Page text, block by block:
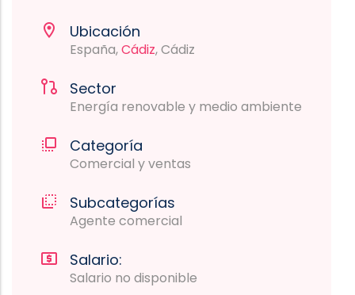
Ubicación
España,Cádiz, Cádiz
Sector
Energía renovable y medio ambiente
Categoría
Comercial y ventas
Subcategorías
Agente comercial
Salario:
Salario no disponible